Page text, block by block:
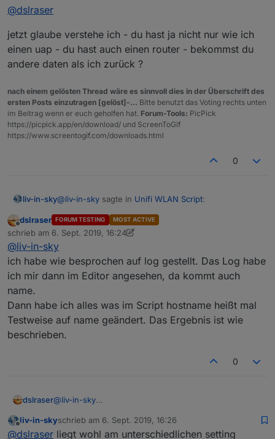
@dslraser
jetzt glaube verstehe ich - du hast ja nicht nur wie ich
einen uap - du hast auch einen router - bekommst du
andere daten als ich zurück ?
nach einem gelösten Thread wäre es sinnvoll dies in der Überschrift des
ersten Posts einzutragen [gelöst]-... Bitte benutzt das Voting rechts unten
im Beitrag wenn er euch geholfen hat. Forum-Tools: PicPick
https://picpick.app/en/download/ und ScreenToGif
https://www.screentogif.com/downloads.html
0
liv-in-sky@liv-in-sky sagte in Unifi WLAN Script:
das check ich nicht - was für einen namen hast
hostnamen, der vom controller kommt
@
jetzt glaube verstehe ich - du hast ja nicht nur wie ich
du andere daten als ich zurück ?
Offline
dslraser FORUM TESTING MOST ACTIVE
schrieb am 6. Sept. 2019, 16:24
zuletzt editiert von dslraser9. Juni 2019, 18:24
@liv-in-sky
ich habe wie besprochen auf log gestellt. Das Log habe
ich mir dann im Editor angesehen, da kommt auch
name.
Dann habe ich alles was im Script hostname heißt mal
Testweise auf name geändert. Das Ergebnis ist wie
beschrieben.
0
dslraser@liv-in-sky
habe ich mir dann im Editor angesehen, da kommt
auch name.
Offline
liv-in-skyschrieb am 6. Sept. 2019, 16:26
zuletzt editiert von
@dslraser liegt wohl am unterschiedlichen setting